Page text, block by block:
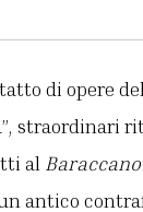
di opere
straordinari
al Baraccano
antico